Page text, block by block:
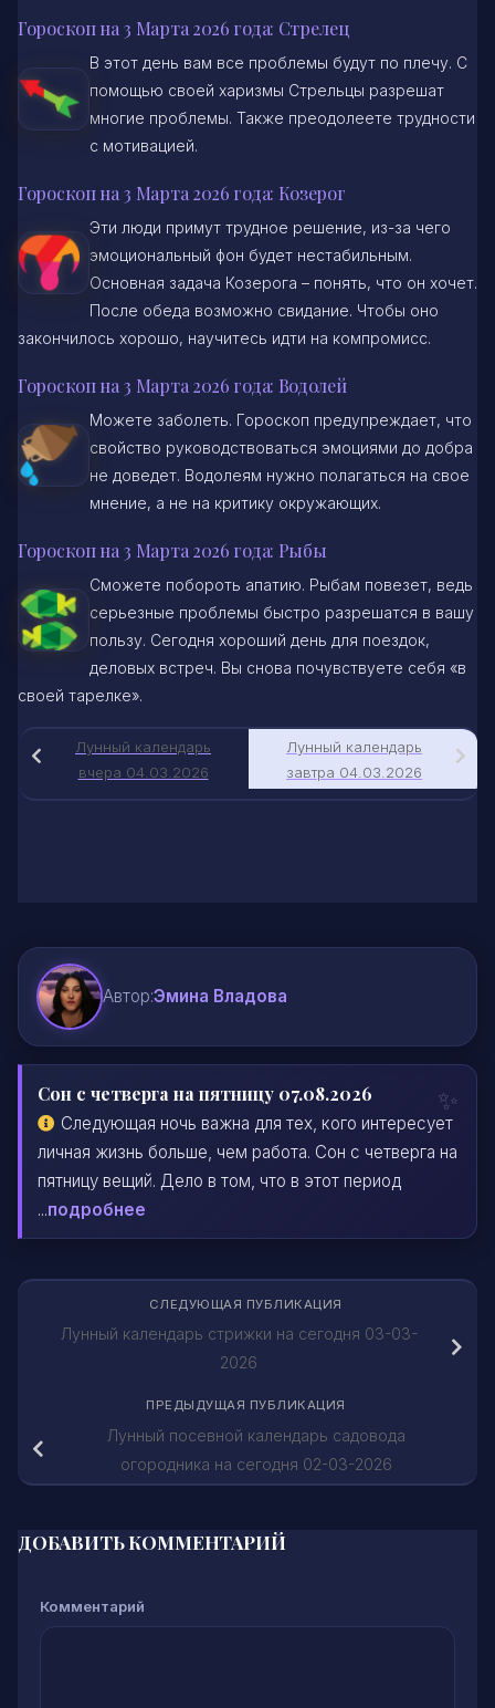
Гороскоп на 3 Марта 2026 года: Стрелец
В этот день вам все проблемы будут по плечу. С
помощью своей харизмы Стрельцы разрешат
многие проблемы. Также преодолеете трудности
с мотивацией.
Гороскоп на 3 Марта 2026 года: Козерог
Эти люди примут трудное решение, из-за чего
эмоциональный фон будет нестабильным.
Основная задача Козерога – понять, что он хочет.
После обеда возможно свидание. Чтобы оно
закончилось хорошо, научитесь идти на компромисс.
Гороскоп на 3 Марта 2026 года: Водолей
Можете заболеть. Гороскоп предупреждает, что
свойство руководствоваться эмоциями до добра
не доведет. Водолеям нужно полагаться на свое
мнение, а не на критику окружающих.
Гороскоп на 3 Марта 2026 года: Рыбы
Сможете побороть апатию. Рыбам повезет, ведь
серьезные проблемы быстро разрешатся в вашу
пользу. Сегодня хороший день для поездок,
деловых встреч. Вы снова почувствуете себя «в
своей тарелке».
Лунный календарь
завтра 04.03.2026
Лунный календарь
вчера 04.03.2026
Автор:Эмина Владова
Сон с четверга на пятницу 07.08.2026
Следующая ночь важна для тех, кого интересует
личная жизнь больше, чем работа. Сон с четверга на
пятницу вещий. Дело в том, что в этот период
...подробнее
СЛЕДУЮЩАЯ ПУБЛИКАЦИЯ
Лунный календарь стрижки на сегодня 03-03-
2026
ПРЕДЫДУЩАЯ ПУБЛИКАЦИЯ
Лунный посевной календарь садовода
огородника на сегодня 02-03-2026
ДОБАВИТЬ КОММЕНТАРИЙ
Комментарий